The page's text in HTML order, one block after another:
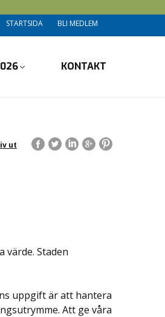
STARTSIDA BLI MEDLEM
KONTAKT
ut
värde. Staden
uppgift är att hantera
Att ge våra